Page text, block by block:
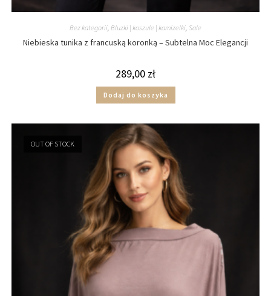
Bez kategorii, Bluzki | koszule | kamizelki, Sale
Niebieska tunika z francuską koronką – Subtelna Moc Elegancji
289,00 zł
Dodaj do koszyka
OUT OF STOCK